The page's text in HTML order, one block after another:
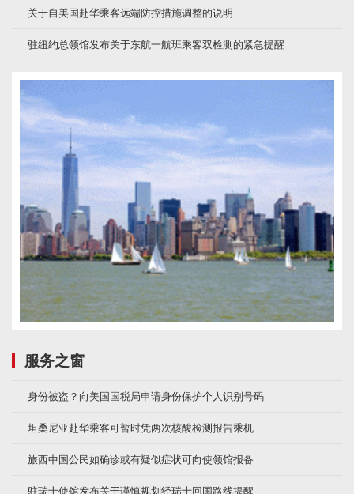
关于自美国赴华乘客远端防控措施调整的说明
驻纽约总领馆发布关于东航一航班乘客双检测的紧急提醒
服务之窗
身份被盗？向美国国税局申请身份保护个人识别号码
坦桑尼亚赴华乘客可暂时凭两次核酸检测报告乘机
旅西中国公民如确诊或有疑似症状可向使领馆报备
驻瑞士使馆发布关于谨慎规划经瑞士回国路线提醒